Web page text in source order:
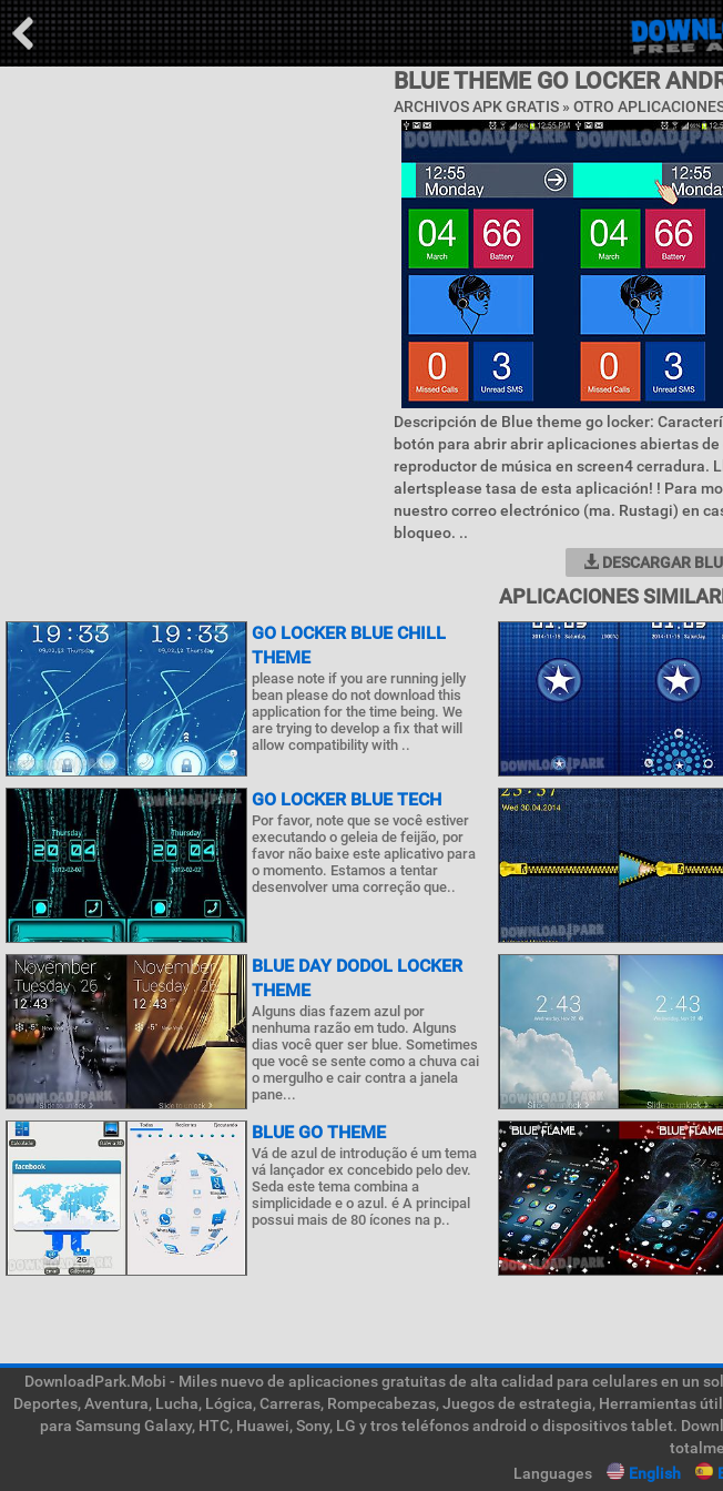
BLUE THEME GO LOCKER
ARCHIVOS APK GRATIS » OTRO
Descripción de Blue theme go locker:
botón para abrir abrir aplicaciones abiertas
reproductor de música en screen4 cerradura.
alertsplease tasa de esta aplicación! ! Para
nuestro correo electrónico (ma. Rustagi) en
bloqueo. ..
DESCARGAR
APLICACIONES
GO LOCKER BLUE CHILL
THEME
please note if you are running jelly
bean please do not download this
application for the time being. We
are trying to develop a fix that will
allow compatibility with ..
GO LOCKER BLUE TECH
Por favor, note que se você estiver
executando o geleia de feijão, por
favor não baixe este aplicativo para
o momento. Estamos a tentar
desenvolver uma correção que..
BLUE DAY DODOL LOCKER
THEME
Alguns dias fazem azul por
nenhuma razão em tudo. Alguns
dias você quer ser blue. Sometimes
que você se sente como a chuva cai
o mergulho e cair contra a janela
pane...
BLUE GO THEME
Vá de azul de introdução é um tema
vá lançador ex concebido pelo dev.
Seda este tema combina a
simplicidade e o azul. é A principal
possui mais de 80 ícones na p..
DownloadPark.Mobi - Miles nuevo de aplicaciones gratuitas de alta calidad para celulares en un
Deportes, Aventura, Lucha, Lógica, Carreras, Rompecabezas, Juegos de estrategia, Herramientas
para Samsung Galaxy, HTC, Huawei, Sony, LG y tros teléfonos android o dispositivos tablet.
Languages
English